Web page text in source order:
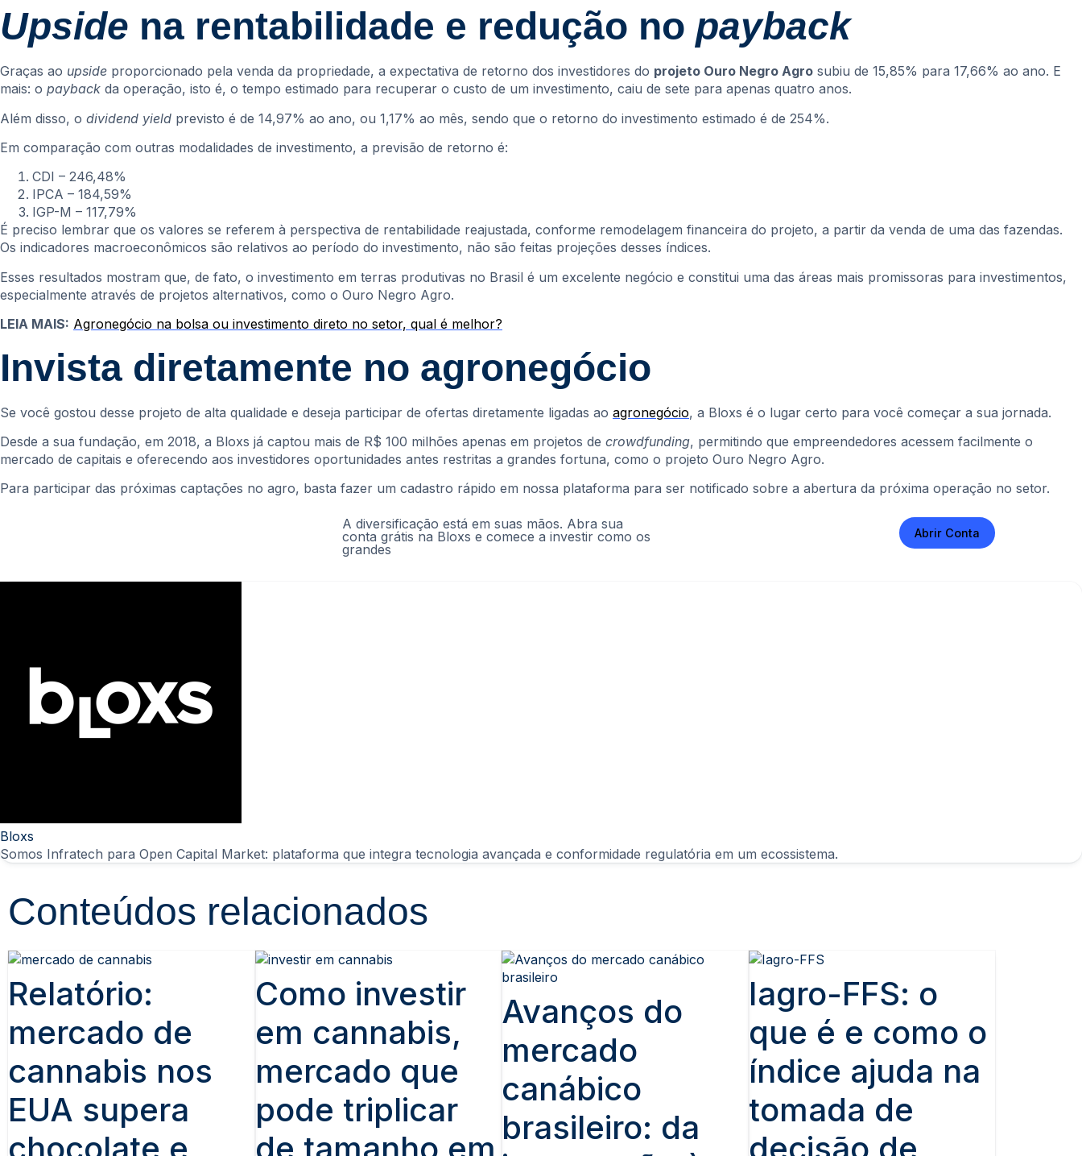
Upside na rentabilidade e redução no payback
Graças ao upside proporcionado pela venda da propriedade, a expectativa de retorno dos investidores do projeto Ouro Negro Agro subiu de 15,85% para 17,66% ao ano. E
mais: o payback da operação, isto é, o tempo estimado para recuperar o custo de um investimento, caiu de sete para apenas quatro anos.
Além disso, o dividend yield previsto é de 14,97% ao ano, ou 1,17% ao mês, sendo que o retorno do investimento estimado é de 254%.
Em comparação com outras modalidades de investimento, a previsão de retorno é:
CDI – 246,48%
IPCA – 184,59%
IGP-M – 117,79%
É preciso lembrar que os valores se referem à perspectiva de rentabilidade reajustada, conforme remodelagem financeira do projeto, a partir da venda de uma das fazendas.
Os indicadores macroeconômicos são relativos ao período do investimento, não são feitas projeções desses índices.
Esses resultados mostram que, de fato, o investimento em terras produtivas no Brasil é um excelente negócio e constitui uma das áreas mais promissoras para investimentos,
especialmente através de projetos alternativos, como o Ouro Negro Agro.
LEIA MAIS: Agronegócio na bolsa ou investimento direto no setor, qual é melhor?
Invista diretamente no agronegócio
Se você gostou desse projeto de alta qualidade e deseja participar de ofertas diretamente ligadas ao agronegócio, a Bloxs é o lugar certo para você começar a sua jornada.
Desde a sua fundação, em 2018, a Bloxs já captou mais de R$ 100 milhões apenas em projetos de crowdfunding, permitindo que empreendedores acessem facilmente o
mercado de capitais e oferecendo aos investidores oportunidades antes restritas a grandes fortuna, como o projeto Ouro Negro Agro.
Para participar das próximas captações no agro, basta fazer um cadastro rápido em nossa plataforma para ser notificado sobre a abertura da próxima operação no setor.
A diversificação está em suas mãos. Abra sua
conta grátis na Bloxs e comece a investir como os
grandes
Abrir Conta
Bloxs
Somos Infratech para Open Capital Market: plataforma que integra tecnologia avançada e conformidade regulatória em um ecossistema.
Conteúdos relacionados
Relatório:
mercado de
cannabis nos
EUA supera
Como investir
em cannabis,
mercado que
pode triplicar
Avanços do
mercado
canábico
brasileiro: da
Iagro-FFS: o
que é e como o
índice ajuda na
tomada de